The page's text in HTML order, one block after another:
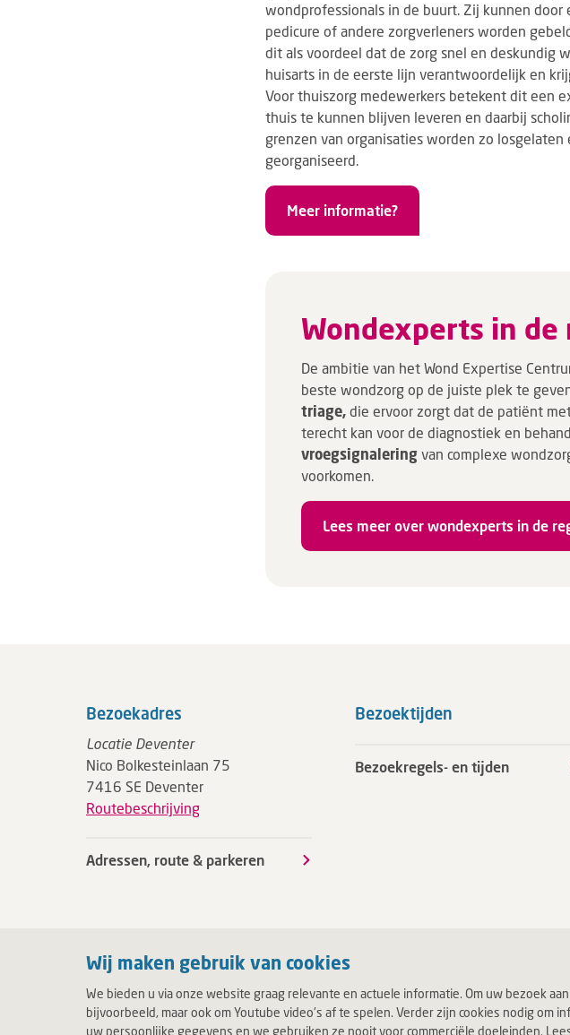
Wij maken gebruik van cookies
We bieden u via onze website graag relevante en actuele informatie. Om uw bezoek
bijvoorbeeld, maar ook om Youtube video's af te spelen. Verder zijn cookies nodig om
uw persoonlijke gegevens en we gebruiken ze nooit voor commerciële doeleinden.
wondprofessionals in de buurt. Zij kunnen
pedicure of andere zorgverleners worden
dit als voordeel dat de zorg snel en deskundig
huisarts in de eerste lijn verantwoordelijk en
Voor thuiszorg medewerkers betekent dit een
thuis te kunnen blijven leveren en daarbij
grenzen van organisaties worden zo
georganiseerd.
Meer informatie?
Wond­ex­perts in de
De ambitie van het Wond Expertise
beste wondzorg op de juiste plek te
triage, die ervoor zorgt dat de patiënt
terecht kan voor de diagnostiek en
vroegsignalering van complexe
voorkomen.
Lees meer over wondexperts in de
Bezoekadres
Locatie Deventer
Nico Bolkesteinlaan 75
7416 SE Deventer
Routebeschrijving
Adressen, route & parkeren
Bezoektijden
Bezoekregels- en tijden